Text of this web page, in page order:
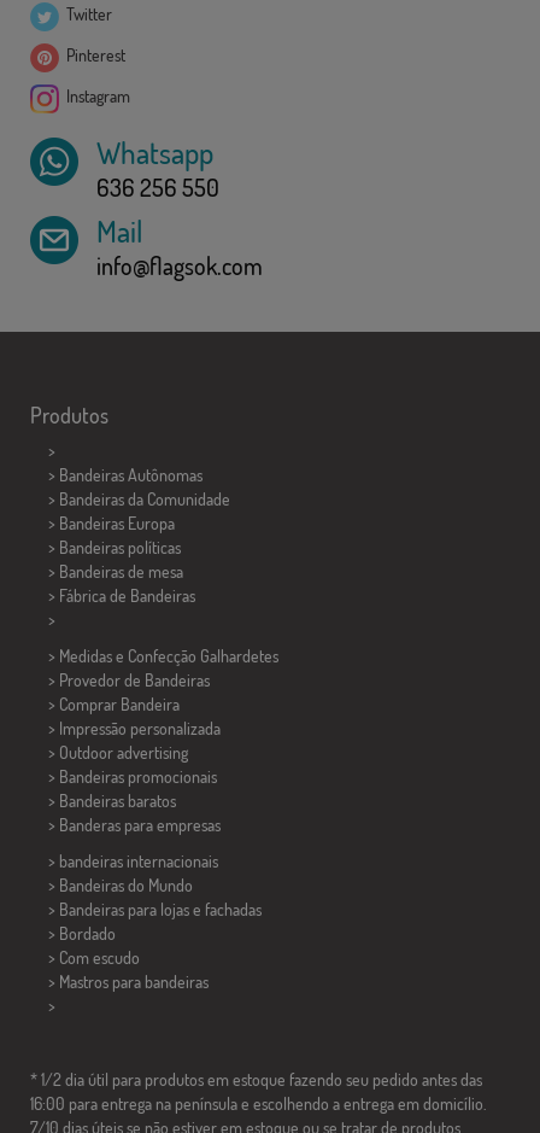
Twitter
Pinterest
Instagram
Whatsapp
636 256 550
Mail
info@flagsok.com
Produtos
>
> Bandeiras Autônomas
> Bandeiras da Comunidade
> Bandeiras Europa
> Bandeiras políticas
> Bandeiras de mesa
> Fábrica de Bandeiras
>
> Medidas e Confecção Galhardetes
> Provedor de Bandeiras
> Comprar Bandeira
> Impressão personalizada
> Outdoor advertising
> Bandeiras promocionais
> Bandeiras baratos
> Banderas para empresas
> bandeiras internacionais
> Bandeiras do Mundo
> Bandeiras para lojas e fachadas
> Bordado
> Com escudo
> Mastros para bandeiras
>
* 1/2 dia útil para produtos em estoque fazendo seu pedido antes das
16:00 para entrega na península e escolhendo a entrega em domicílio.
7/10 dias úteis se não estiver em estoque ou se tratar de produtos